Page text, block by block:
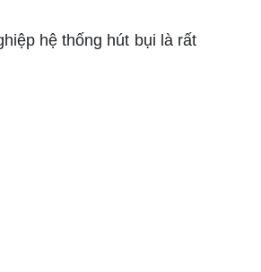
hệ thống hút bụi là rất